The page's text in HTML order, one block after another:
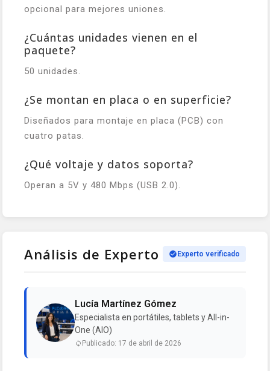
opcional para mejores uniones.
¿Cuántas unidades vienen en el
paquete?
50 unidades.
¿Se montan en placa o en superficie?
Diseñados para montaje en placa (PCB) con
cuatro patas.
¿Qué voltaje y datos soporta?
Operan a 5V y 480 Mbps (USB 2.0).
Análisis de Experto Experto verificado
Lucía Martínez Gómez
Especialista en portátiles, tablets y All-in-
One (AIO)
Publicado: 17 de abril de 2026